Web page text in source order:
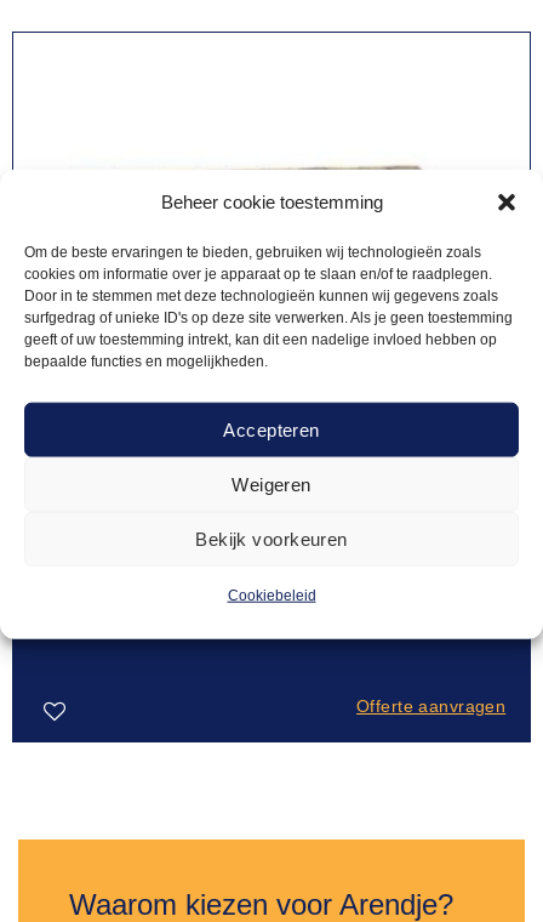
Beheer cookie toestemming
Om de beste ervaringen te bieden, gebruiken wij technologieën zoals
cookies om informatie over je apparaat op te slaan en/of te raadplegen.
Door in te stemmen met deze technologieën kunnen wij gegevens zoals
surfgedrag of unieke ID's op deze site verwerken. Als je geen toestemming
geeft of uw toestemming intrekt, kan dit een nadelige invloed hebben op
bepaalde functies en mogelijkheden.
Accepteren
Weigeren
Bekijk voorkeuren
Cookiebeleid
Offerte aanvragen
Waarom kiezen voor Arendje?